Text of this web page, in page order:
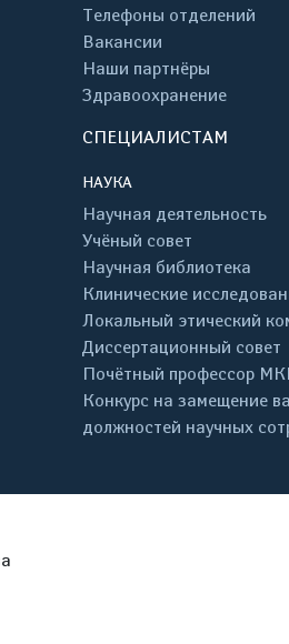
Телефоны отделений
Вакансии
Наши партнёры
Здравоохранение
СПЕЦИАЛИСТАМ
НАУКА
Научная деятельность
Учёный совет
Научная библиотека
Клинические
Локальный этический
Диссертационный совет
Почётный профессор
Конкурс на замещение
должностей научных